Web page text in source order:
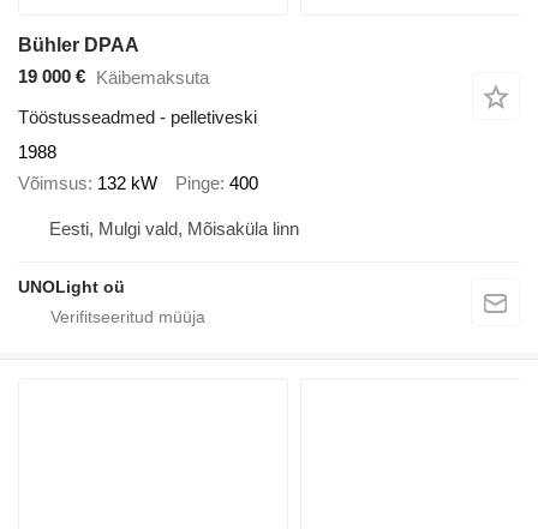
Bühler DPAA
19 000 € Käibemaksuta
Tööstusseadmed - pelletiveski
1988
Võimsus 132 kW Pinge 400
Eesti, Mulgi vald, Mõisaküla linn
UNOLight oü